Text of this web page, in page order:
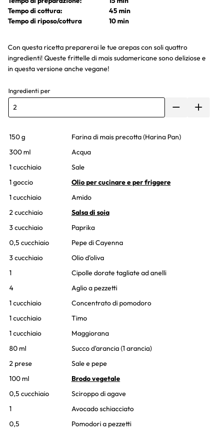
Tempo di cottura:
45 min
Tempo di riposo/cottura
10 min
Con questa ricetta preparerai le tue arepas con soli quattro
ingredienti! Queste frittelle di mais sudamericane sono deliziose e
in questa versione anche vegane!
Ingredienti per
150 g
Farina di mais precotta (Harina Pan)
300 ml
Acqua
1 cucchiaio
Sale
1 goccio
Olio per cucinare e per friggere
1 cucchiaio
Amido
2 cucchiaio
Salsa di soia
3 cucchiaio
Paprika
0,5 cucchiaio
Pepe di Cayenna
3 cucchiaio
Olio d'oliva
1
Cipolle dorate tagliate ad anelli
4
Aglio a pezzetti
1 cucchiaio
Concentrato di pomodoro
1 cucchiaio
Timo
1 cucchiaio
Maggiorana
80 ml
Succo d'arancia (1 arancia)
2 prese
Sale e pepe
100 ml
Brodo vegetale
0,5 cucchiaio
Sciroppo di agave
1
Avocado schiacciato
0,5
Pomodori a pezzetti